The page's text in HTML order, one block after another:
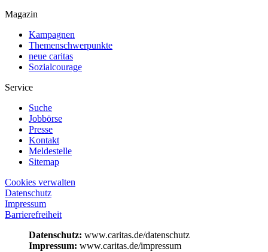
Magazin
Kampagnen
Themenschwerpunkte
neue caritas
Sozialcourage
Service
Suche
Jobbörse
Presse
Kontakt
Meldestelle
Sitemap
Cookies verwalten
Datenschutz
Impressum
Barrierefreiheit
Datenschutz: www.caritas.de/datenschutz
Impressum: www.caritas.de/impressum